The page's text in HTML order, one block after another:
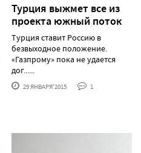
Турция выжмет все из
проекта южный поток
Турция ставит Россию в
безвыходное положение.
«Газпрому» пока не удается
дог......
29 ЯНВАРЯ'2015 1